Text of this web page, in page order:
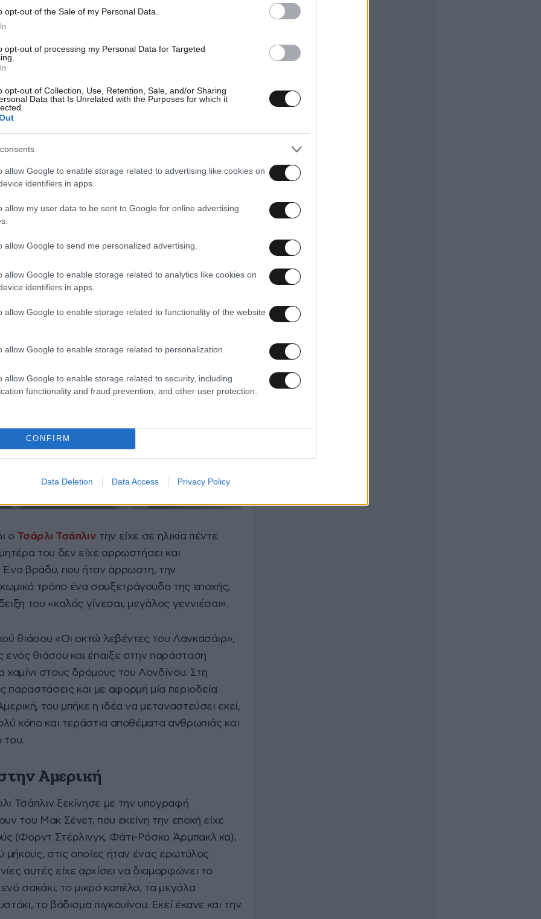
opt-out of the Sale of my Personal Data.
opt-out of processing my Personal Data for Targeted
opt-out of Collection, Use, Retention, Sale, and/or Sharing
Data that Is Unrelated with the Purposes for which it
allow Google to enable storage related to advertising like cookies on
identifiers in apps.
allow my user data to be sent to Google for online advertising
allow Google to send me personalized advertising.
allow Google to enable storage related to analytics like cookies on
identifiers in apps.
allow Google to enable storage related to functionality of the website
allow Google to enable storage related to personalization.
allow Google to enable storage related to security, including
functionality and fraud prevention, and other user protection.
CONFIRM
Data Deletion Data Access Privacy Policy
με τη σειρά της τον χώρο του
ως ράφτρα. Η φτώχεια την οδήγησε μαζί με τα
διαβίωσης, ενώ το 1895 μπήκε στο
έζησε σε μια κόλαση, που θα τον
σταμάτησαν εκεί. Η μητέρα του μπήκε σε
ανέλαβε την επιμέλεια του Τσάρλι και
ορφανοί και ξέμειναν με την ερωμένη
αλκοολική. Τελικά τοποθετήθηκαν σε ένα
να επιβιώσουν.
ο Τσάρλι Τσάπλιν την είχε σε ηλικία πέντε
του δεν είχε αρρωστήσει και
Ένα βράδυ, που ήταν άρρωστη, την
τρόπο ένα σουξετράγουδο της εποχής,
του «καλός γίνεσαι, μεγάλος γεννιέσαι».
θιάσου «Οι οκτώ λεβέντες του Λανκασάιρ»,
ενός θιάσου και έπαιξε στην παράσταση
χαμίνι στους δρόμους του Λονδίνου. Στη
παραστάσεις και με αφορμή μία περιοδεία
του μπήκε η ιδέα να μεταναστεύσει εκεί,
κόπο και τεράστια αποθέματα ανθρωπιάς και
του.
Αμερική
Τσάπλιν ξεκίνησε με την υπογραφή
του Μακ Σένετ, που εκείνη την εποχή είχε
(Φορντ Στέρλινγκ, Φάτι-Ρόσκο Άρμπακλ κα).
μήκους, στις οποίες ήταν ένας ερωτύλος
αυτές είχε αρχίσει να διαμορφώνει το
σακάκι, το μικρό καπέλο, τα μεγάλα
το βάδισμα πιγκουίνου. Εκεί έκανε και την